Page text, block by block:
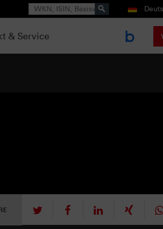
Suche
& Service
tweet mitteilen